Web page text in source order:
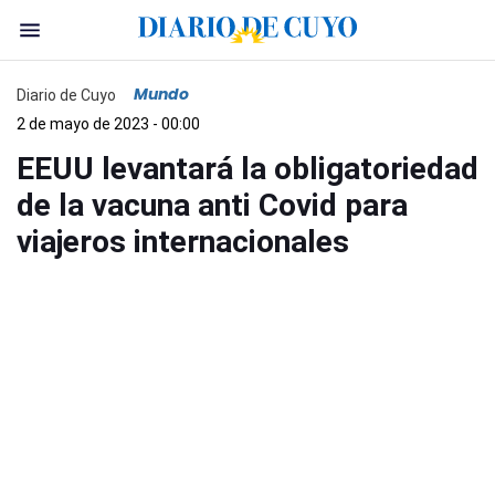
Diario de Cuyo Mundo
2 de mayo de 2023 - 00:00
EEUU levantará la obligatoriedad
de la vacuna anti Covid para
viajeros internacionales